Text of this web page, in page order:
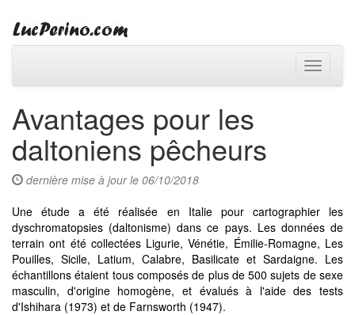
Toggle
Avantages pour les
daltoniens pêcheurs
dernière mise à jour le 06/10/2018
Une étude a été réalisée en Italie pour cartographier les
dyschromatopsies (daltonisme) dans ce pays. Les données de
terrain ont été collectées Ligurie, Vénétie, Émilie-Romagne, Les
Pouilles, Sicile, Latium, Calabre, Basilicate et Sardaigne. Les
échantillons étaient tous composés de plus de 500 sujets de sexe
masculin, d'origine homogène, et évalués à l'aide des tests
d'Ishihara (1973) et de Farnsworth (1947).